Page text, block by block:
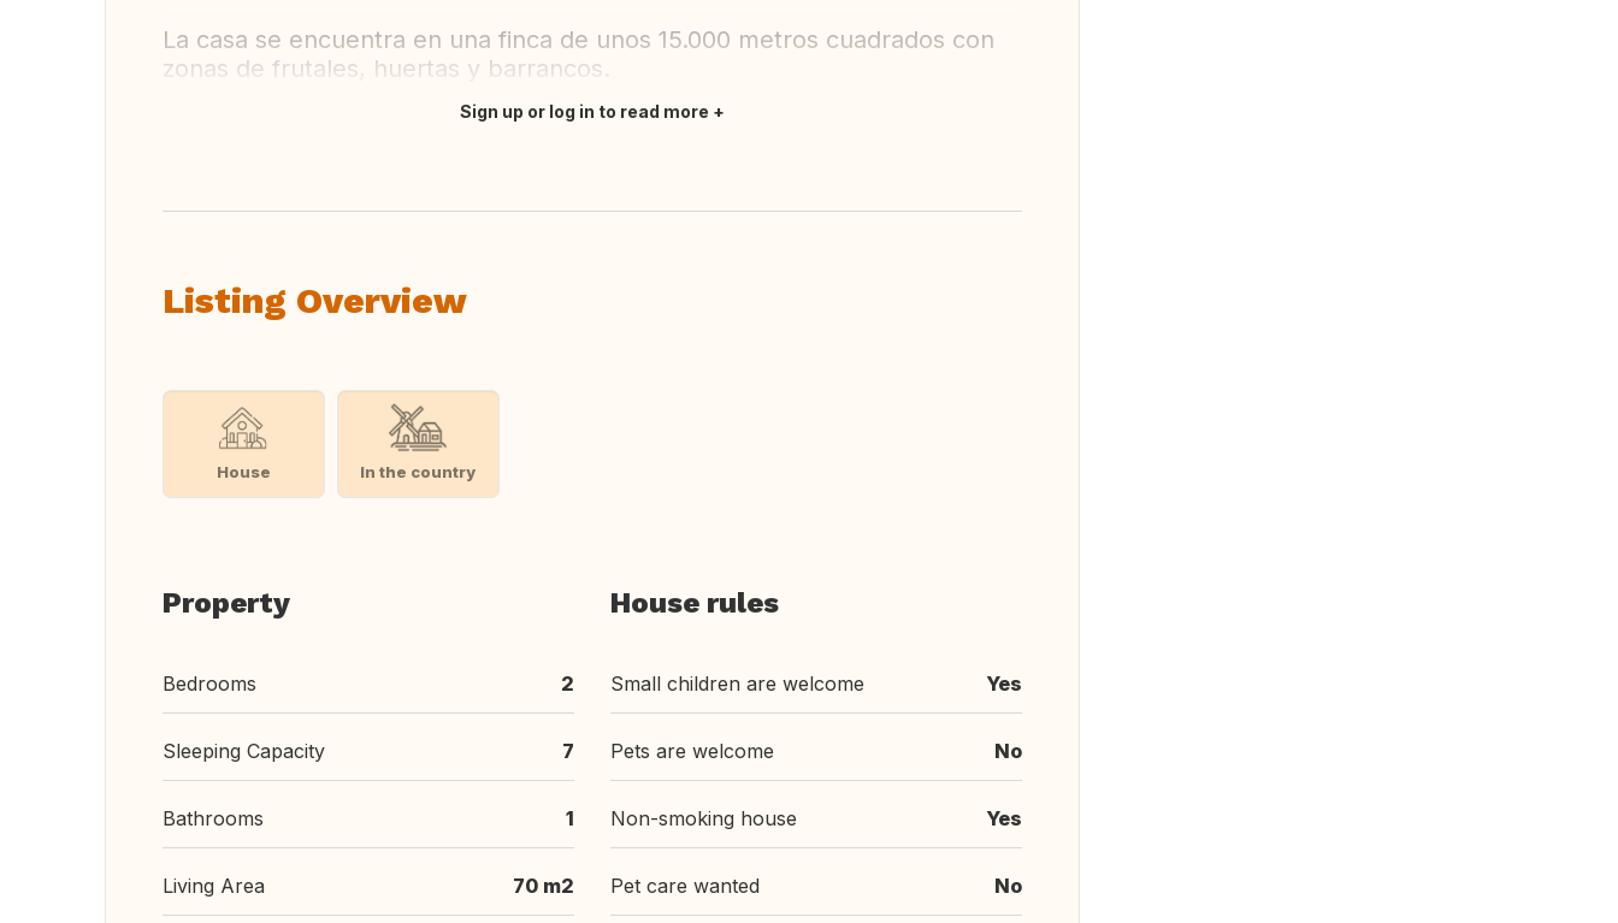
La casa se encuentra en una finca de unos 15.000 metros cuadrados con
zonas de frutales, huertas y barrancos.
Sign up or log in to read more
Listing Overview
House In the country
Property
Bedrooms 2
Sleeping Capacity 7
Bathrooms 1
Living Area 70 m2
House rules
Small children are welcome Yes
Pets are welcome No
Non-smoking house Yes
Pet care wanted No